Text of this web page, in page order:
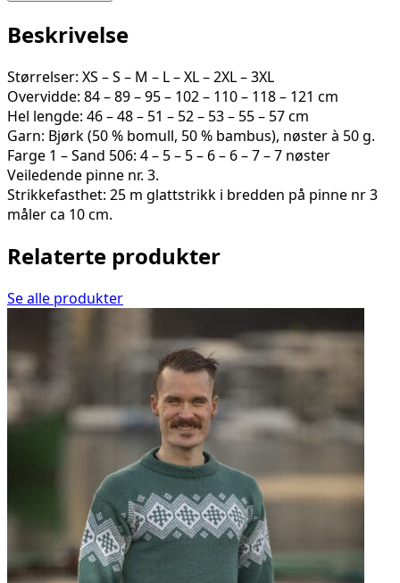
2A
antall
Beskrivelse
Størrelser: XS – S – M – L – XL – 2XL – 3XL
Overvidde: 84 – 89 – 95 – 102 – 110 – 118 – 121 cm
Hel lengde: 46 – 48 – 51 – 52 – 53 – 55 – 57 cm
Garn: Bjørk (50 % bomull, 50 % bambus), nøster à 50 g.
Farge 1 – Sand 506: 4 – 5 – 5 – 6 – 6 – 7 – 7 nøster
Veiledende pinne nr. 3.
Strikkefasthet: 25 m glattstrikk i bredden på pinne nr 3
måler ca 10 cm.
Relaterte produkter
Se alle produkter